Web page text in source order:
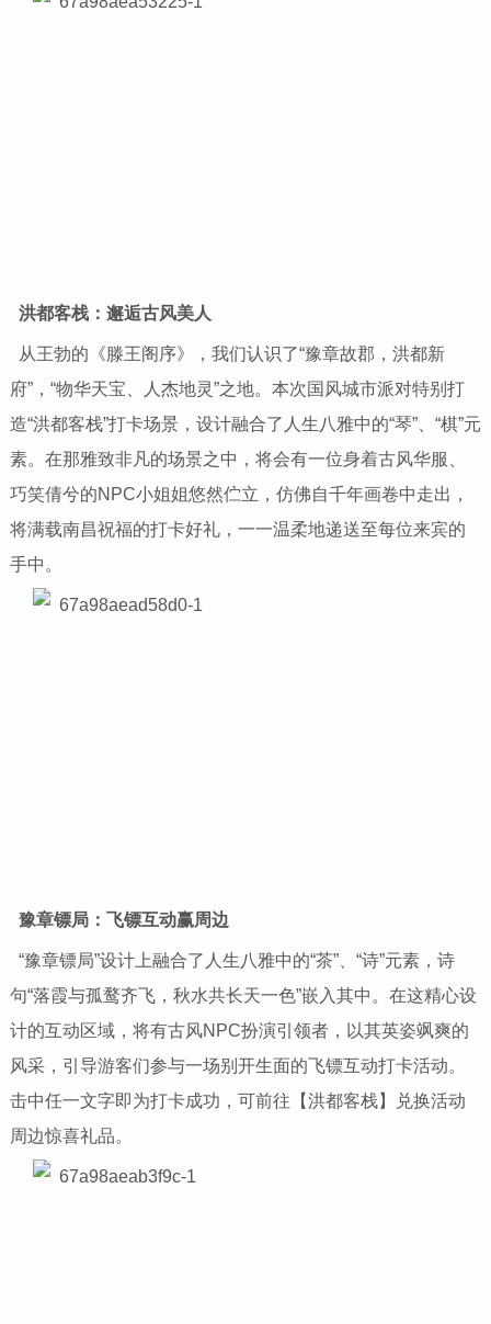
洪都客栈：邂逅古风美人
从王勃的《滕王阁序》，我们认识了“豫章故郡，洪都新
府”，“物华天宝、人杰地灵”之地。本次国风城市派对特别打
造“洪都客栈”打卡场景，设计融合了人生八雅中的“琴”、“棋”元
素。在那雅致非凡的场景之中，将会有一位身着古风华服、
巧笑倩兮的NPC小姐姐悠然伫立，仿佛自千年画卷中走出，
将满载南昌祝福的打卡好礼，一一温柔地递送至每位来宾的
手中。
豫章镖局：飞镖互动赢周边
“豫章镖局”设计上融合了人生八雅中的“茶”、“诗”元素，诗
句“落霞与孤鹜齐飞，秋水共长天一色”嵌入其中。在这精心设
计的互动区域，将有古风NPC扮演引领者，以其英姿飒爽的
风采，引导游客们参与一场别开生面的飞镖互动打卡活动。
击中任一文字即为打卡成功，可前往【洪都客栈】兑换活动
周边惊喜礼品。